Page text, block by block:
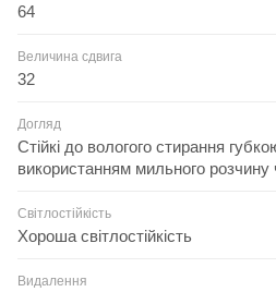
64
Величина сдвига
32
Догляд
Стійкі до вологого стирання
використанням мильного розчину
Світлостійкість
Хороша світлостійкість
Видалення